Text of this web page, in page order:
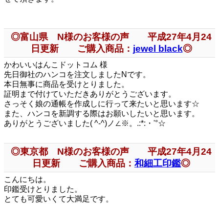
◎富山県 N様のお客様の声 平成27年4月24
日更新 ご購入商品： jewel black◎
かわいいはんこドットコム 様
先日御社のハンコを注文しましたNです。
本日無事に商品を受けとりました。
証明まで付けていただきありがとうございます。
さっそく娘の通帳を作成しに行って来たいと思います☆
また、ハンコを新調する際はお願いしたいと思います。
ありがとうございました( ^-^)ノ∠※。.:*:・'°☆
◎東京都 N様のお客様の声 平成27年4月24
日更新 ご購入商品： 和細工印鑑◎
こんにちは。
印鑑受けとりました。
とても可愛いくて大満足です。